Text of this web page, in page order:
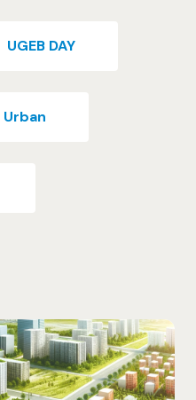
UGEB DAY
Urban